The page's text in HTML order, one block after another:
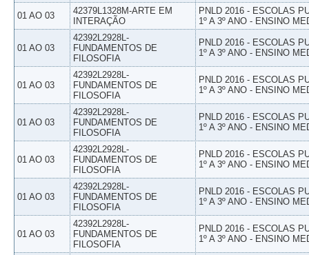
01 AO 03
42379L1328M-ARTE EM
INTERAÇÃO
PNLD 2016 - ESCOLAS
1º A 3º ANO - ENSINO
01 AO 03
42392L2928L-
FUNDAMENTOS DE
FILOSOFIA
PNLD 2016 - ESCOLAS
1º A 3º ANO - ENSINO
01 AO 03
42392L2928L-
FUNDAMENTOS DE
FILOSOFIA
PNLD 2016 - ESCOLAS
1º A 3º ANO - ENSINO
01 AO 03
42392L2928L-
FUNDAMENTOS DE
FILOSOFIA
PNLD 2016 - ESCOLAS
1º A 3º ANO - ENSINO
01 AO 03
42392L2928L-
FUNDAMENTOS DE
FILOSOFIA
PNLD 2016 - ESCOLAS
1º A 3º ANO - ENSINO
01 AO 03
42392L2928L-
FUNDAMENTOS DE
FILOSOFIA
PNLD 2016 - ESCOLAS
1º A 3º ANO - ENSINO
01 AO 03
42392L2928L-
FUNDAMENTOS DE
FILOSOFIA
PNLD 2016 - ESCOLAS
1º A 3º ANO - ENSINO